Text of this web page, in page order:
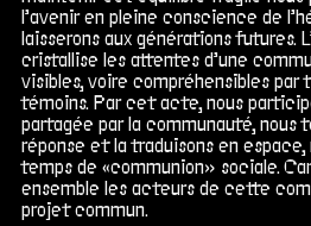
l’avenir en pleine conscience de
laisserons aux générations futures.
cristallise les attentes d’une
visibles, voire compréhensibles par
témoins. Par cet acte, nous
partagée par la communauté, nous
réponse et la traduisons en
temps de «communion» sociale.
ensemble les acteurs de cette
projet commun.